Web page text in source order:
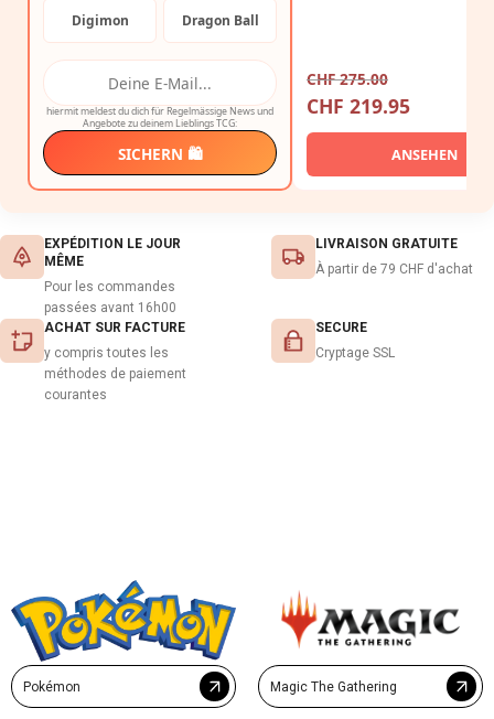
Digimon Dragon Ball
hiermit meldest du dich für Regelmässige News und
Angebote zu deinem Lieblings TCG:
SICHERN 🛍️
CHF275.00
CHF 219.95
ANSEHEN
EXPÉDITION LE JOUR
MÊME
Pour les commandes
passées avant 16h00
LIVRAISON GRATUITE
À partir de 79 CHF d'achat
ACHAT SUR FACTURE
y compris toutes les
méthodes de paiement
courantes
SECURE
Cryptage SSL
Pokémon Magic The Gathering